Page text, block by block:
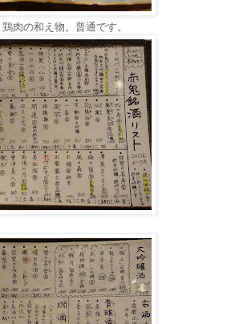
肉の和え物。普通です。